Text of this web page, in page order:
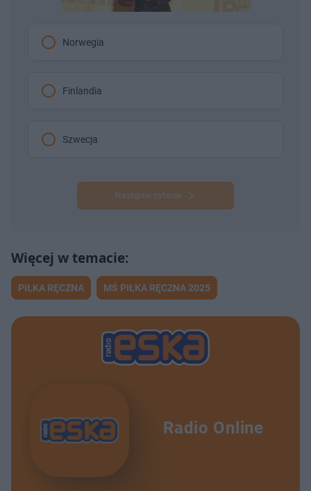
Norwegia
Finlandia
Szwecja
Następne pytanie
PIŁKA RĘCZNA MŚ PIŁKA RĘCZNA 2025
Radio Online